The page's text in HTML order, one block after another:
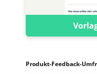
Produkt-Feedback-